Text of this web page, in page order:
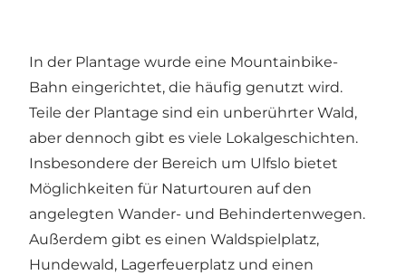
In der Plantage wurde eine Mountainbike-
Bahn eingerichtet, die häufig genutzt wird.
Teile der Plantage sind ein unberührter Wald,
aber dennoch gibt es viele Lokalgeschichten.
Insbesondere der Bereich um Ulfslo bietet
Möglichkeiten für Naturtouren auf den
angelegten Wander- und Behindertenwegen.
Außerdem gibt es einen Waldspielplatz,
Hundewald, Lagerfeuerplatz und einen